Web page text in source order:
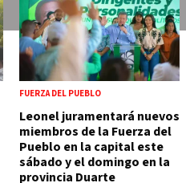
FUERZA DEL PUEBLO
Leonel juramentará nuevos
miembros de la Fuerza del
Pueblo en la capital este
sábado y el domingo en la
provincia Duarte